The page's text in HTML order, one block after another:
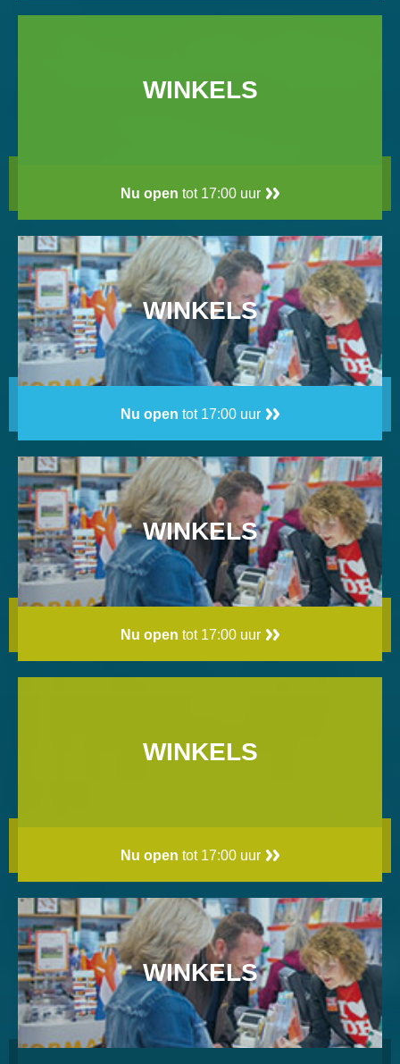
WINKELS
Nu open tot 17:00 uur
WINKELS
Nu open tot 17:00 uur
WINKELS
Nu open tot 17:00 uur
WINKELS
Nu open tot 17:00 uur
WINKELS